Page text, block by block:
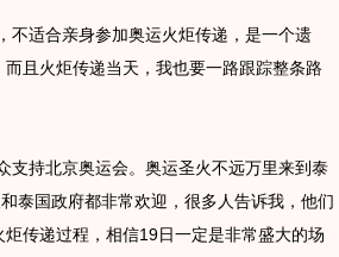
适合亲身参加奥运火炬传递，是一个遗
且火炬传递当天，我也要一路跟踪整条路
持北京奥运会。奥运圣火不远万里来到泰
泰国政府都非常欢迎，很多人告诉我，他们
传递过程，相信19日一定是非常盛大的场